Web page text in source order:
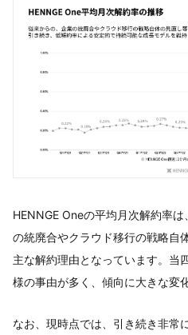
HENNGE Oneの平均月次解約率
の統廃合やクラウド移行の戦略自
主な解約理由となっています。当
様の事由が多く、傾向に大きな変
なお、現時点では、引き続き非常